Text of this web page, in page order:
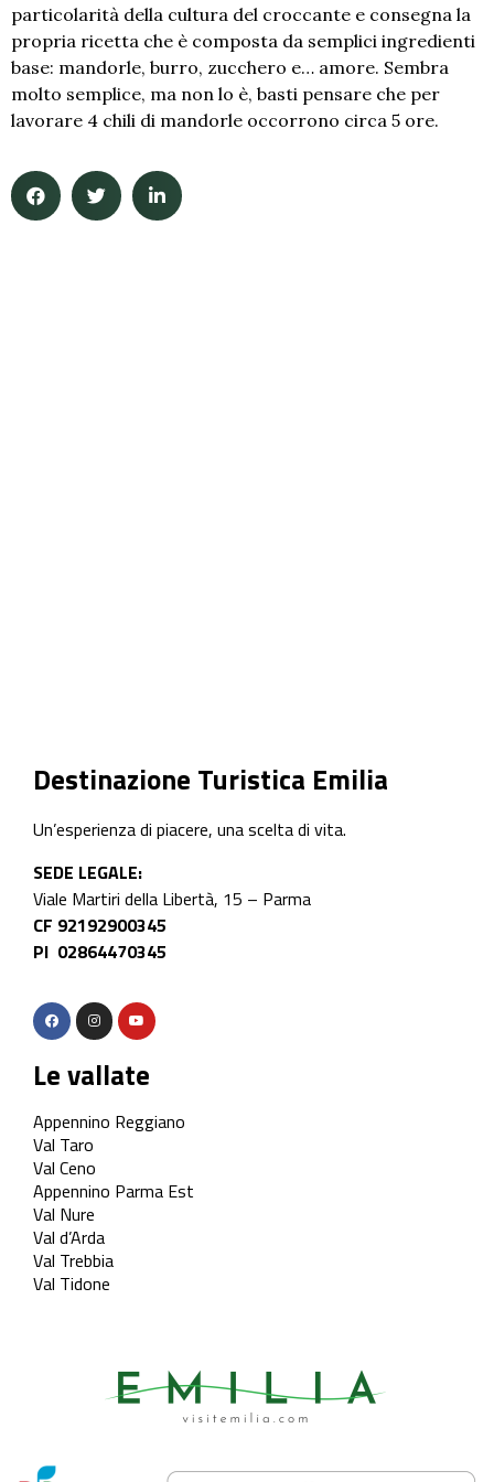
particolarità della cultura del croccante e consegna la
propria ricetta che è composta da semplici ingredienti
base: mandorle, burro, zucchero e… amore. Sembra
molto semplice, ma non lo è, basti pensare che per
lavorare 4 chili di mandorle occorrono circa 5 ore.
Destinazione Turistica Emilia
Un’esperienza di piacere, una scelta di vita.
SEDE LEGALE:
Viale Martiri della Libertà, 15 – Parma
CF 92192900345
PI 02864470345
Le vallate
Appennino Reggiano
Val Taro
Val Ceno
Appennino Parma Est
Val Nure
Val d’Arda
Val Trebbia
Val Tidone